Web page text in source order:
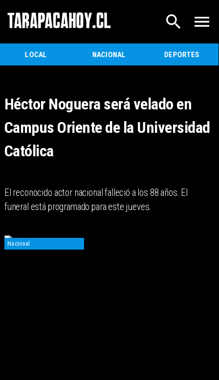
LOCAL NACIONAL DEPORTES
Héctor Noguera será velado en
Campus Oriente de la Universidad
Católica
El reconocido actor nacional falleció a los 88 años. El
funeral está programado para este jueves.
Nacional